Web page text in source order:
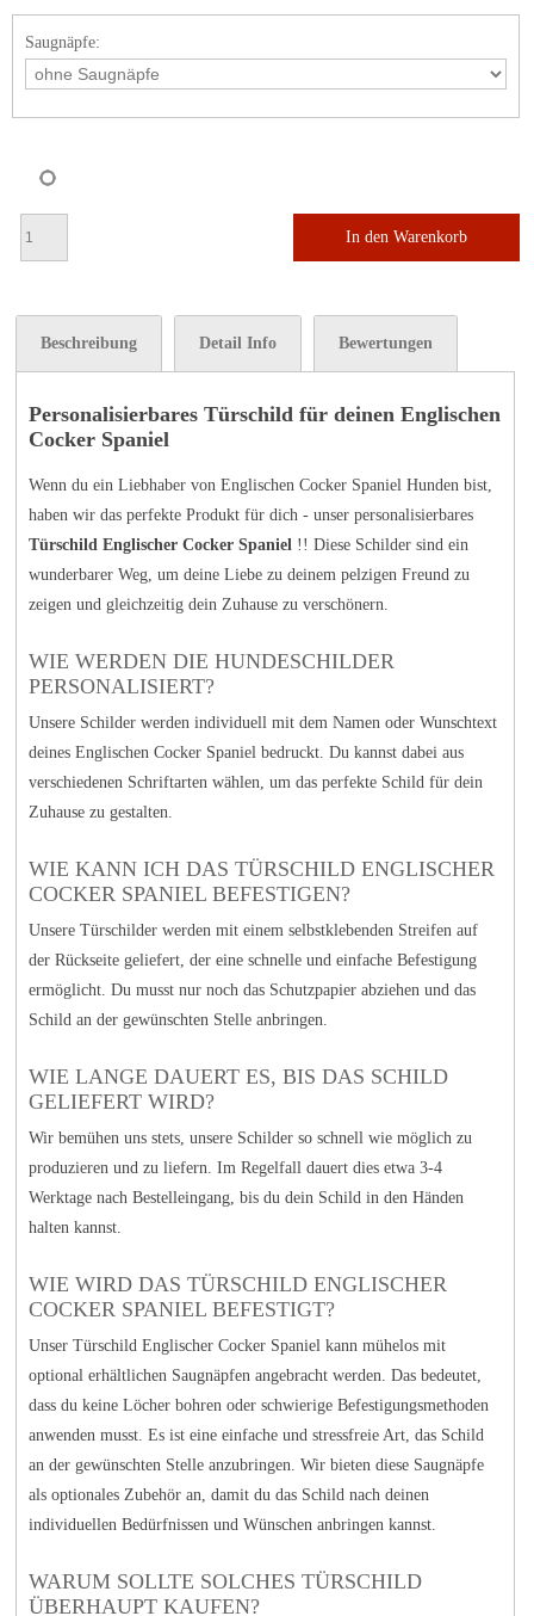
Saugnäpfe:
In den Warenkorb
Beschreibung Detail Info Bewertungen
Personalisierbares Türschild für deinen Englischen
Cocker Spaniel
Wenn du ein Liebhaber von Englischen Cocker Spaniel Hunden bist,
haben wir das perfekte Produkt für dich - unser personalisierbares
Türschild Englischer Cocker Spaniel !! Diese Schilder sind ein
wunderbarer Weg, um deine Liebe zu deinem pelzigen Freund zu
zeigen und gleichzeitig dein Zuhause zu verschönern.
WIE WERDEN DIE HUNDESCHILDER
PERSONALISIERT?
Unsere Schilder werden individuell mit dem Namen oder Wunschtext
deines Englischen Cocker Spaniel bedruckt. Du kannst dabei aus
verschiedenen Schriftarten wählen, um das perfekte Schild für dein
Zuhause zu gestalten.
WIE KANN ICH DAS TÜRSCHILD ENGLISCHER
COCKER SPANIEL BEFESTIGEN?
Unsere Türschilder werden mit einem selbstklebenden Streifen auf
der Rückseite geliefert, der eine schnelle und einfache Befestigung
ermöglicht. Du musst nur noch das Schutzpapier abziehen und das
Schild an der gewünschten Stelle anbringen.
WIE LANGE DAUERT ES, BIS DAS SCHILD
GELIEFERT WIRD?
Wir bemühen uns stets, unsere Schilder so schnell wie möglich zu
produzieren und zu liefern. Im Regelfall dauert dies etwa 3-4
Werktage nach Bestelleingang, bis du dein Schild in den Händen
halten kannst.
WIE WIRD DAS TÜRSCHILD ENGLISCHER
COCKER SPANIEL BEFESTIGT?
Unser Türschild Englischer Cocker Spaniel kann mühelos mit
optional erhältlichen Saugnäpfen angebracht werden. Das bedeutet,
dass du keine Löcher bohren oder schwierige Befestigungsmethoden
anwenden musst. Es ist eine einfache und stressfreie Art, das Schild
an der gewünschten Stelle anzubringen. Wir bieten diese Saugnäpfe
als optionales Zubehör an, damit du das Schild nach deinen
individuellen Bedürfnissen und Wünschen anbringen kannst.
WARUM SOLLTE SOLCHES TÜRSCHILD
ÜBERHAUPT KAUFEN?